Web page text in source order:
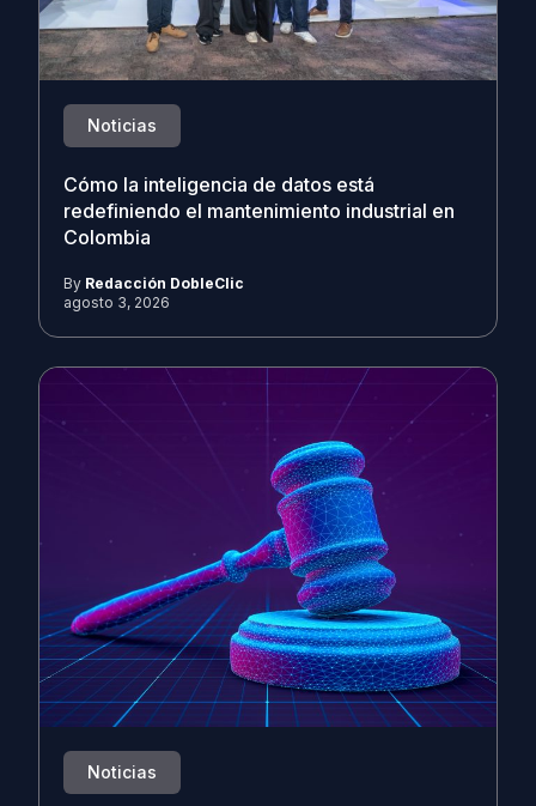
Noticias
Cómo la inteligencia de datos está
redefiniendo el mantenimiento industrial en
Colombia
By Redacción DobleClic
agosto 3, 2026
Noticias